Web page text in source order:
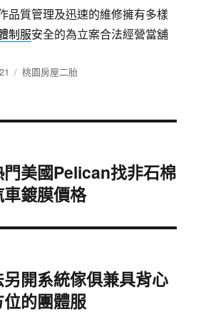
品質管理及迅速的維修擁有多樣
制服安全的為立案合法經營當舖
分
桃園房屋二胎
美國Pelican找非石棉
鍍膜價格
開系統傢俱兼具背心
的團體服